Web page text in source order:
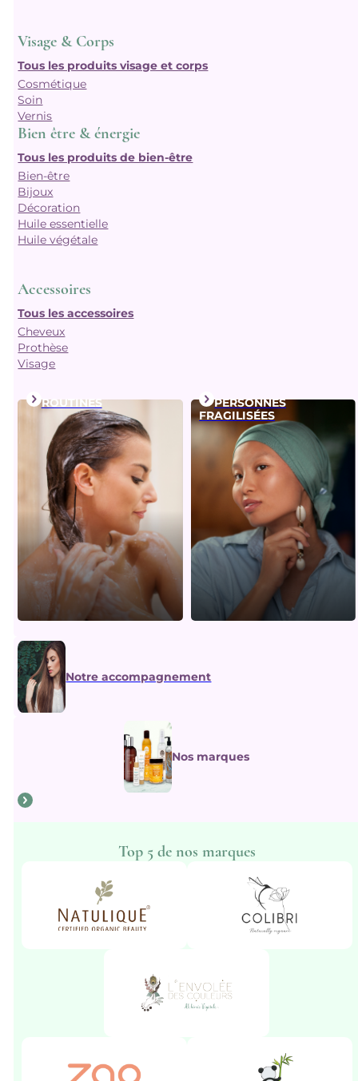
Visage & Corps
Tous les produits visage et corps
Cosmétique
Soin
Vernis
Bien être & énergie
Tous les produits de bien-être
Bien-être
Bijoux
Décoration
Huile essentielle
Huile végétale
Accessoires
Tous les accessoires
Cheveux
Prothèse
Visage
ROUTINES
PERSONNES
FRAGILISÉES
Notre accompagnement
Nos marques
Top 5 de nos marques